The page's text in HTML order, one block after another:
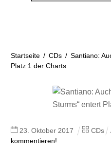
Startseite / CDs / Santiano:
Platz 1 der Charts
23 .Oktober 2017 CDs
kommentieren!